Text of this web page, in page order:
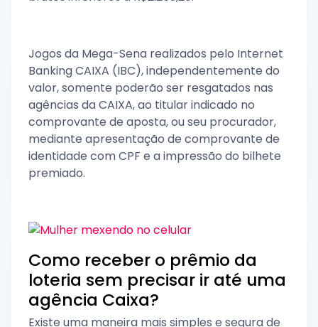
Jogos da Mega-Sena realizados pelo Internet
Banking CAIXA (IBC), independentemente do
valor, somente poderão ser resgatados nas
agências da CAIXA, ao titular indicado no
comprovante de aposta, ou seu procurador,
mediante apresentação de comprovante de
identidade com CPF e a impressão do bilhete
premiado.
Como receber o prêmio da
loteria sem precisar ir até uma
agência Caixa?
Existe uma maneira mais simples e segura de